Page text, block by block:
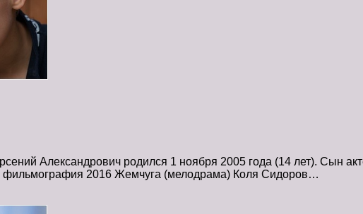
Александрович родился 1 ноября 2005 года (14 лет). Сын
фильмография 2016 Жемчуга (мелодрама) Коля Сидоров…